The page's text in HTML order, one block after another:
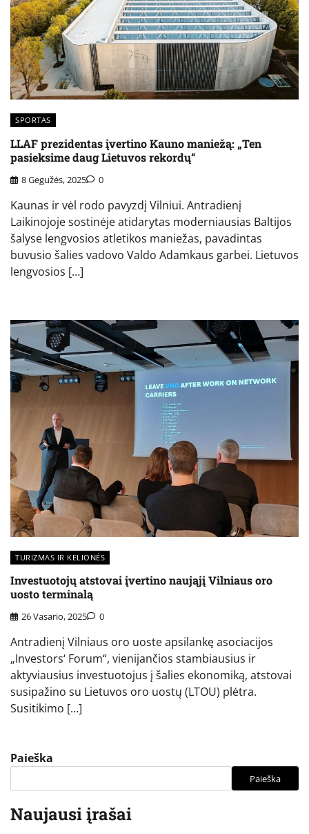
SPORTAS
LLAF prezidentas įvertino Kauno maniežą: „Ten
pasieksime daug Lietuvos rekordų“
8 Gegužės, 2025 0
Kaunas ir vėl rodo pavyzdį Vilniui. Antradienį
Laikinojoje sostinėje atidarytas moderniausias Baltijos
šalyse lengvosios atletikos maniežas, pavadintas
buvusio šalies vadovo Valdo Adamkaus garbei. Lietuvos
lengvosios […]
TURIZMAS IR KELIONĖS
Investuotojų atstovai įvertino naująjį Vilniaus oro
uosto terminalą
26 Vasario, 2025 0
Antradienį Vilniaus oro uoste apsilankę asociacijos
„Investors‘ Forum“, vienijančios stambiausius ir
aktyviausius investuotojus į šalies ekonomiką, atstovai
susipažino su Lietuvos oro uostų (LTOU) plėtra.
Susitikimo […]
Paieška
Paieška
Naujausi įrašai